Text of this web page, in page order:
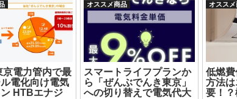
京電力管内で最
電化向け電気
HTBエナジ
オススメ商品
スマートライフプランか
ら「ぜんぶでんき東京」
への切り替えで電気代大
オスス
低燃
方法
要！